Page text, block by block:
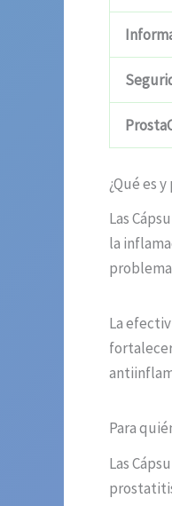
¿Qué es
Las
la
La
Para
Las